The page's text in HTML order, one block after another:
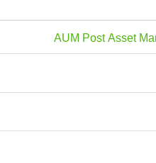
AUM Post Asset